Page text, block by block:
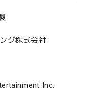
グ株式会社
Inc.